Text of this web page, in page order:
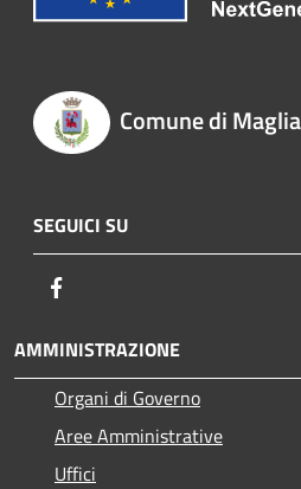
Comune di
SEGUICI SU
AMMINISTRAZIONE
Organi di Governo
Aree Amministrative
Uffici